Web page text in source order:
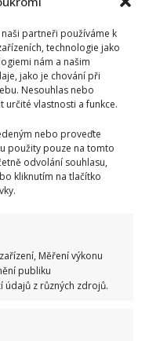
partneři používáme k
technologie jako
nám a našim
jako je chování při
Nesouhlas nebo
určité vlastnosti a funkce.
nebo proveďte
použity pouze na tomto
odvolání souhlasu,
kliknutím na tlačítko
Měření výkonu
publiku
z různých zdrojů.